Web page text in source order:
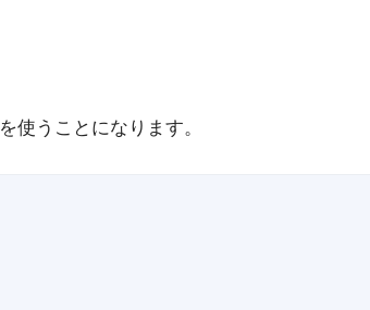
使うことになります。